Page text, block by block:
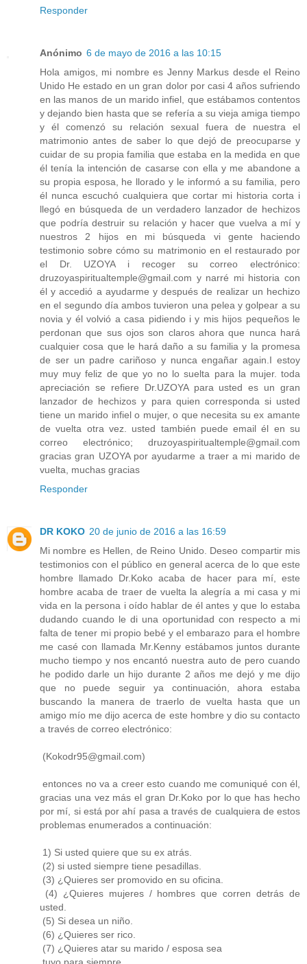
Responder
Anónimo 6 de mayo de 2016 a las 10:15
Hola amigos, mi nombre es Jenny Markus desde el Reino
Unido He estado en un gran dolor por casi 4 años sufriendo
en las manos de un marido infiel, que estábamos contentos
y dejando bien hasta que se refería a su vieja amiga tiempo
y él comenzó su relación sexual fuera de nuestra el
matrimonio antes de saber lo que dejó de preocuparse y
cuidar de su propia familia que estaba en la medida en que
él tenía la intención de casarse con ella y me abandone a
su propia esposa, he llorado y le informó a su familia, pero
él nunca escuchó cualquiera que cortar mi historia corta i
llegó en búsqueda de un verdadero lanzador de hechizos
que podría destruir su relación y hacer que vuelva a mí y
nuestros 2 hijos en mi búsqueda vi gente haciendo
testimonio sobre cómo su matrimonio en el restaurado por
el Dr. UZOYA i recoger su correo electrónico:
druzoyaspiritualtemple@gmail.com y narré mi historia con
él y accedió a ayudarme y después de realizar un hechizo
en el segundo día ambos tuvieron una pelea y golpear a su
novia y él volvió a casa pidiendo i y mis hijos pequeños le
perdonan que sus ojos son claros ahora que nunca hará
cualquier cosa que le hará daño a su familia y la promesa
de ser un padre cariñoso y nunca engañar again.I estoy
muy muy feliz de que yo no lo suelta para la mujer. toda
apreciación se refiere Dr.UZOYA para usted es un gran
lanzador de hechizos y para quien corresponda si usted
tiene un marido infiel o mujer, o que necesita su ex amante
de vuelta otra vez. usted también puede email él en su
correo electrónico; druzoyaspiritualtemple@gmail.com
gracias gran UZOYA por ayudarme a traer a mi marido de
vuelta, muchas gracias
Responder
DR KOKO 20 de junio de 2016 a las 16:59
Mi nombre es Hellen, de Reino Unido. Deseo compartir mis
testimonios con el público en general acerca de lo que este
hombre llamado Dr.Koko acaba de hacer para mí, este
hombre acaba de traer de vuelta la alegría a mi casa y mi
vida en la persona i oído hablar de él antes y que lo estaba
dudando cuando le di una oportunidad con respecto a mi
falta de tener mi propio bebé y el embarazo para el hombre
me casé con llamada Mr.Kenny estábamos juntos durante
mucho tiempo y nos encantó nuestra auto de pero cuando
he podido darle un hijo durante 2 años me dejó y me dijo
que no puede seguir ya continuación, ahora estaba
buscando la manera de traerlo de vuelta hasta que un
amigo mío me dijo acerca de este hombre y dio su contacto
a través de correo electrónico:
(Kokodr95@gmail.com)
entonces no va a creer esto cuando me comuniqué con él,
gracias una vez más el gran Dr.Koko por lo que has hecho
por mí, si está por ahí pasa a través de cualquiera de estos
problemas enumerados a continuación:
1) Si usted quiere que su ex atrás.
(2) si usted siempre tiene pesadillas.
(3) ¿Quieres ser promovido en su oficina.
(4) ¿Quieres mujeres / hombres que corren detrás de
usted.
(5) Si desea un niño.
(6) ¿Quieres ser rico.
(7) ¿Quieres atar su marido / esposa sea